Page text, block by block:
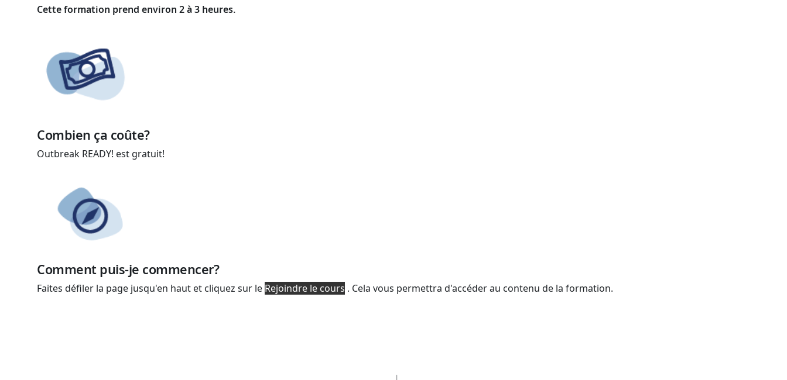
Cette formation prend environ 2 à 3 heures.
Combien ça coûte?
Outbreak READY! est gratuit!
Comment puis-je commencer?
Faites défiler la page jusqu'en haut et cliquez sur le Rejoindre le cours . Cela vous permettra d'accéder au contenu de la formation.